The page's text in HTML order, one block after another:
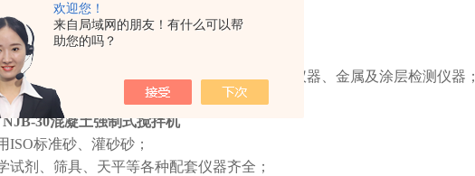
欢迎您！
来自局域网的朋友！有什么可以帮
助您的吗？
、隧道、路基路面检测仪器
检测仪器；
；
、测量、测绘仪器、建筑节能、陶瓷、管材仪器、金属及涂层检测仪器；
量及环境检测仪器；
NJB-30混凝土强制式搅拌机
ISO标准砂、灌砂砂；
试剂、筛具、天平等各种配套仪器齐全；